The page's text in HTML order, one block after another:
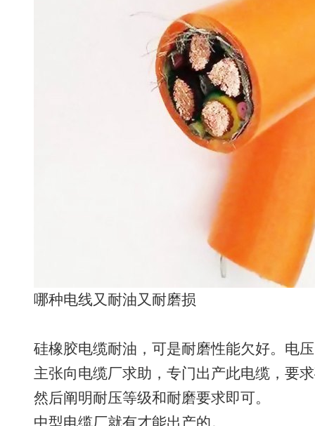
哪种电线又耐油又耐磨损
硅橡胶电缆耐油，可是耐磨性能欠好。电
主张向电缆厂求助，专门出产此电缆，要
然后阐明耐压等级和耐磨要求即可。
中型电缆厂就有才能出产的。